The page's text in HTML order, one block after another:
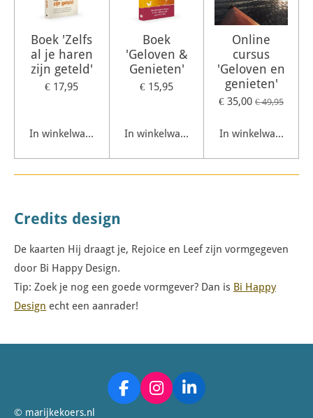
Boek 'Zelfs
al je haren
zijn geteld'
€ 17,95
In winkelwagen
Boek
'Geloven &
Genieten'
€ 15,95
In winkelwagen
Online
cursus
'Geloven en
genieten'
€ 35,00 € 49,95
In winkelwagen
Credits design
De kaarten Hij draagt je, Rejoice en Leef zijn vormgegeven
door Bi Happy Design.
Tip: Zoek je nog een goede vormgever? Dan is Bi Happy
Design echt een aanrader!
F
I
L
© marijkekoers.nl